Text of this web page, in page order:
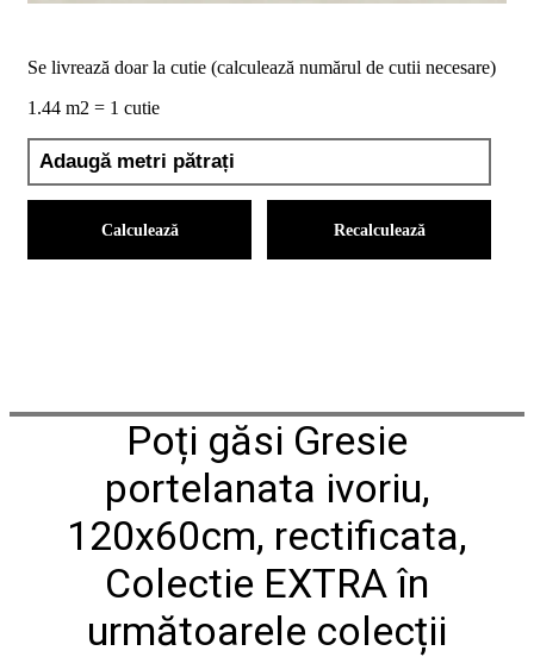
noi
partener
Se livrează doar la cutie (calculează numărul de cutii necesare)
1.44 m2 = 1 cutie
Calculează Recalculează
Poți găsi Gresie
portelanata ivoriu,
120x60cm, rectificata,
Colectie EXTRA în
următoarele colecții